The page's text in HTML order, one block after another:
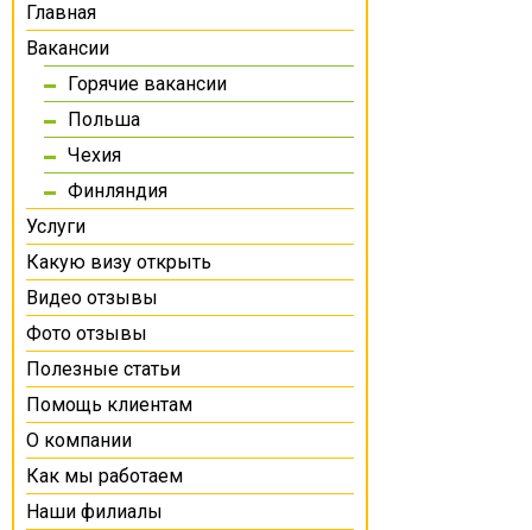
Главная
Вакансии
Горячие вакансии
Польша
Чехия
Финляндия
Услуги
Какую визу открыть
Видео отзывы
Фото отзывы
Полезные статьи
Помощь клиентам
О компании
Как мы работаем
Наши филиалы